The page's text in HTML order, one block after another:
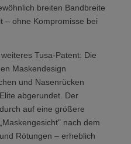
breiten Bandbreite
– ohne Kompromisse bei
Tusa-Patent: Die
Maskendesign
und Nasenrücken
abgerundet. Der
auf eine größere
nach dem
Rötungen – erheblich